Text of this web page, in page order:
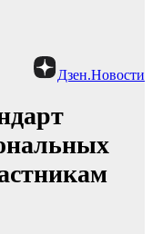
Дзен.Новости